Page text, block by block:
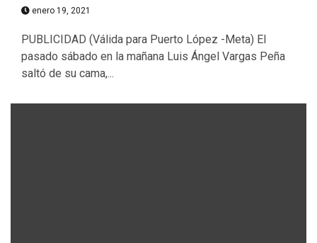
enero 19, 2021
PUBLICIDAD (Válida para Puerto López -Meta) El
pasado sábado en la mañana Luis Ángel Vargas Peña
saltó de su cama,...